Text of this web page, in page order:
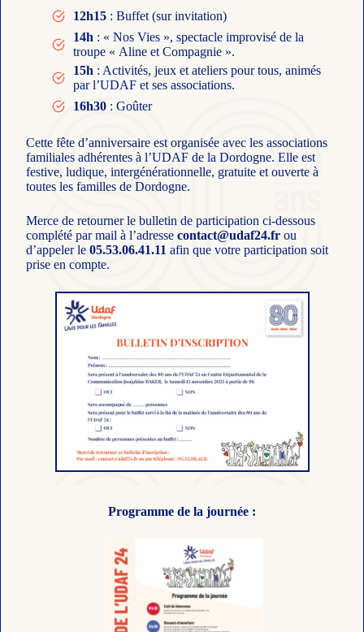
12h15 : Buffet (sur invitation)
14h : « Nos Vies », spectacle improvisé de la
troupe « Aline et Compagnie ».
15h : Activités, jeux et ateliers pour tous, animés
par l’UDAF et ses associations.
16h30 : Goûter
Cette fête d’anniversaire est organisée avec les associations
familiales adhérentes à l’UDAF de la Dordogne. Elle est
festive, ludique, intergénérationnelle, gratuite et ouverte à
toutes les familles de Dordogne.
Merce de retourner le bulletin de participation ci-dessous
complété par mail à l’adresse contact@udaf24.fr ou
d’appeler le 05.53.06.41.11 afin que votre participation soit
prise en compte.
Programme de la journée :